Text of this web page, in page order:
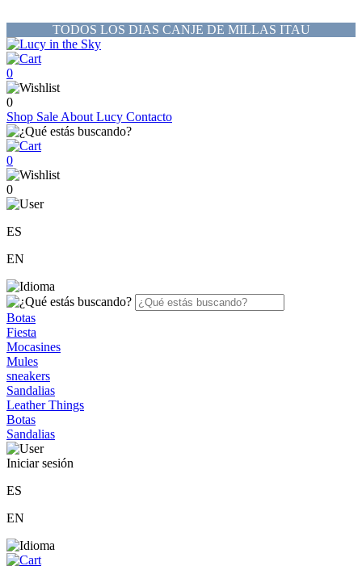
TODOS LOS DIAS CANJE DE MILLAS ITAU
0
0
Shop Sale About Lucy Contacto
0
0
ES
EN
Botas
Fiesta
Mocasines
Mules
sneakers
Sandalias
Leather Things
Botas
Sandalias
Iniciar sesión
ES
EN